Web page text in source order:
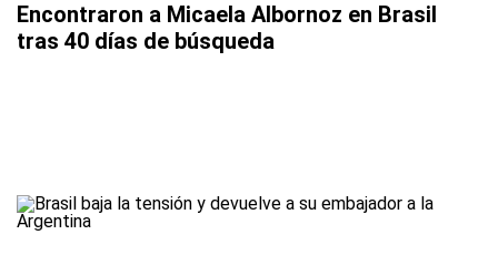
Encontraron a Micaela Albornoz en Brasil
tras 40 días de búsqueda